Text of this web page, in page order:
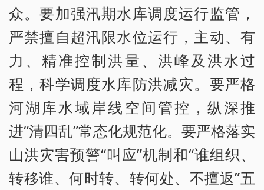
众。要加强汛期水库调度运行监管，
严禁擅自超汛限水位运行，主动、有
力、精准控制洪量、洪峰及洪水过
程，科学调度水库防洪减灾。要严格
河湖库水域岸线空间管控，纵深推
进“清四乱”常态化规范化。要严格落实
山洪灾害预警“叫应”机制和“谁组织、
转移谁、何时转、转何处、不擅返”五